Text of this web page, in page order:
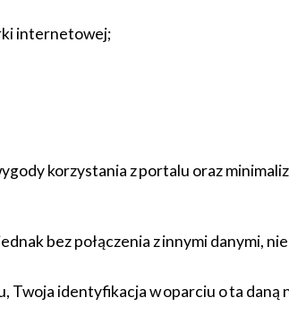
internetowej;
korzystania z portalu oraz
bez połączenia z innymi danymi,
Twoja identyfikacja w oparciu o ta daną